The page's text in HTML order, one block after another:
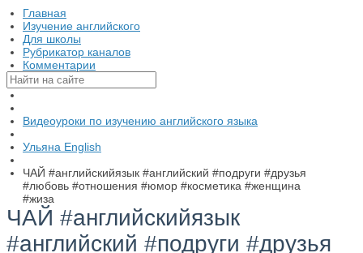
Главная
Изучение английского
Для школы
Рубрикатор каналов
Комментарии
Видеоуроки по изучению английского языка
Ульяна English
ЧАЙ #английскийязык #английский #подруги #друзья
#любовь #отношения #юмор #косметика #женщина
#жиза
ЧАЙ #английскийязык
#английский #подруги #друзья